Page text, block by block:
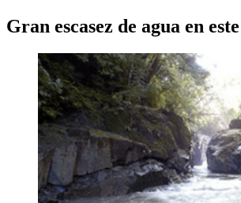
Gran escasez de agua en